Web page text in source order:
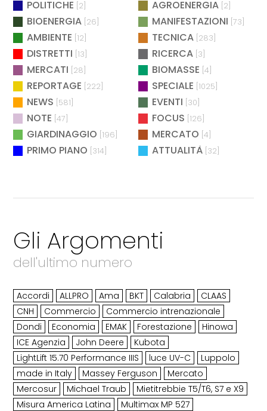
POLITICHE [2] AGROENERGIA [2]
BIOENERGIA [26] MANIFESTAZIONI [73]
AMBIENTE [12] TECNICA [283]
DISTRETTI [13] RICERCA [3]
MERCATI [28] BIOMASSE [4]
REPORTAGE [222] SPECIALE [1025]
NEWS [581] EVENTI [30]
NOTE [47] FOCUS [126]
GIARDINAGGIO [196] MERCATO [4]
PRIMO PIANO [314] ATTUALITÀ [32]
Gli Argomenti
dell'ultimo numero
Accordi ALLPRO Ama BKT Calabria
CLAAS
CNH
Commercio
Commercio intrenazionale
Dondi
Economia EMAK Forestazione
Hinowa
ICE Agenzia
John Deere
Kubota
LightLift 15.70 Performance IIIS
luce UV-C
Luppolo
made in Italy
Massey Ferguson
Mercato
Mercosur
Michael Traub
Mietitrebbie T5/T6, S7 e X9
Misura America Latina
Multimax MP 527